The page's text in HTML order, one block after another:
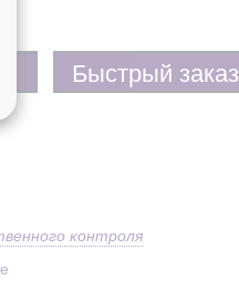
Быстрый заказ
контроля